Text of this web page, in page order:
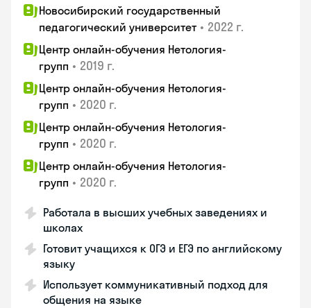
Новосибирский государственный
педагогический университет • 2022 г.
Центр онлайн-обучения Нетология-
групп • 2019 г.
Центр онлайн-обучения Нетология-
групп • 2020 г.
Центр онлайн-обучения Нетология-
групп • 2020 г.
Центр онлайн-обучения Нетология-
групп • 2020 г.
Работала в высших учебных заведениях и
школах
Готовит учащихся к ОГЭ и ЕГЭ по английскому
языку
Использует коммуникативный подход для
общения на языке